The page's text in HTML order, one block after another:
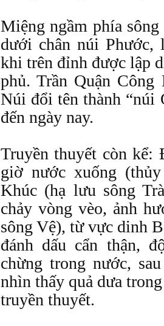
Miệng ngầm phía
dưới chân núi Phước,
khi trên đỉnh được lập
phủ. Trần Quận Công
Núi đổi tên thành “núi
đến ngày nay.
Truyền thuyết còn kể:
giờ nước xuống
Khúc (hạ lưu sông
chảy vòng vèo, ảnh
sông Vệ), từ vực dinh
đánh dấu cẩn thận,
chừng trong nước,
nhìn thấy quả dưa
truyền thuyết.